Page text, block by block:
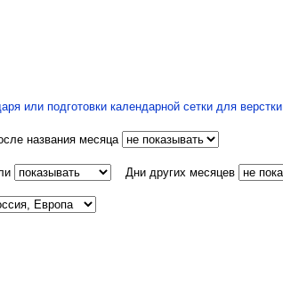
или подготовки календарной сетки для верстки
названия месяца
Дни других месяцев